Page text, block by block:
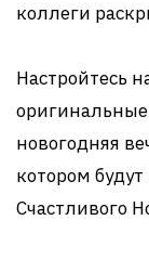
коллеги
Настройтесь
новогодняя
котором
Счастливого